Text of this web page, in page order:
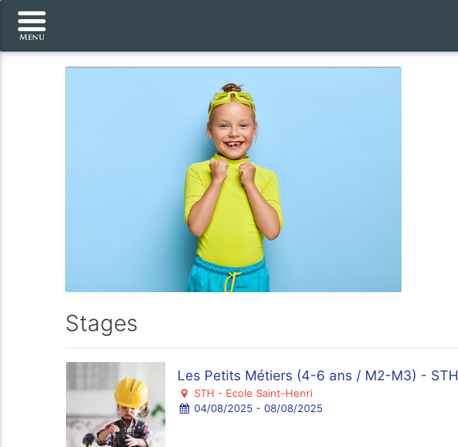
Stages
Les Petits Métiers (4-6 ans / M2-M3) - STH
STH - Ecole Saint-Henri
04/08/2025 - 08/08/2025